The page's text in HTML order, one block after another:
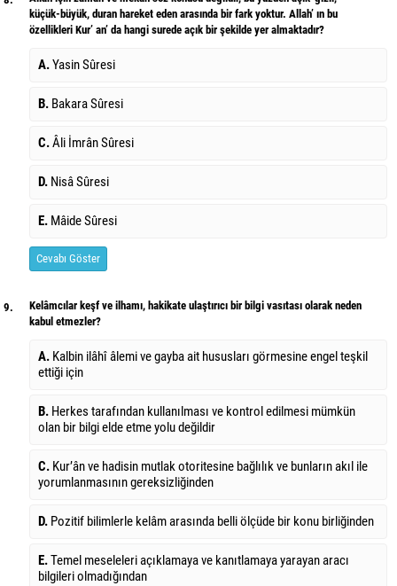
küçük-büyük, duran hareket eden arasında bir fark yoktur. Allah’ ın bu
özellikleri Kur’ an’ da hangi surede açık bir şekilde yer almaktadır?
A.Yasin Sûresi
B. Bakara Sûresi
C.Âli İmrân Sûresi
D. Nisâ Sûresi
E. Mâide Sûresi
Cevabı Göster
9.
Kelâmcılar keşf ve ilhamı, hakikate ulaştırıcı bir bilgi vasıtası olarak neden
kabul etmezler?
A. Kalbin ilâhî âlemi ve gayba ait hususları görmesine engel teşkil
ettiği için
B. Herkes tarafından kullanılması ve kontrol edilmesi mümkün
olan bir bilgi elde etme yolu değildir
C. Kur’ân ve hadisin mutlak otoritesine bağlılık ve bunların akıl ile
yorumlanmasının gereksizliğinden
D. Pozitif bilimlerle kelâm arasında belli ölçüde bir konu birliğinden
E.Temel meseleleri açıklamaya ve kanıtlamaya yarayan aracı
bilgileri olmadığından